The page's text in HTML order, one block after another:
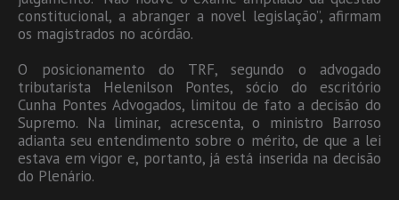
constitucional, a abranger a novel legislação”, afirmam
os magistrados no acórdão.
O posicionamento do TRF, segundo o advogado
tributarista Helenilson Pontes, sócio do escritório
Cunha Pontes Advogados, limitou de fato a decisão do
Supremo. Na liminar, acrescenta, o ministro Barroso
adianta seu entendimento sobre o mérito, de que a lei
estava em vigor e, portanto, já está inserida na decisão
do Plenário.